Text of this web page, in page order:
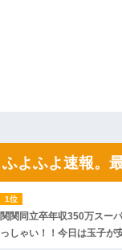
【復讐】 絶対に「
ハードオフに売って
後続車にクラクショ
んだ！降りてこいよ！
【衝撃】報酬100万
ｗｗｗｗｗｗｗｗｗｗ
【愕然】白のクラウ
wwwwwwwwwwww
ふよふよ速報。
関関同立卒年収350万スー
っしゃい！！今日は玉子が